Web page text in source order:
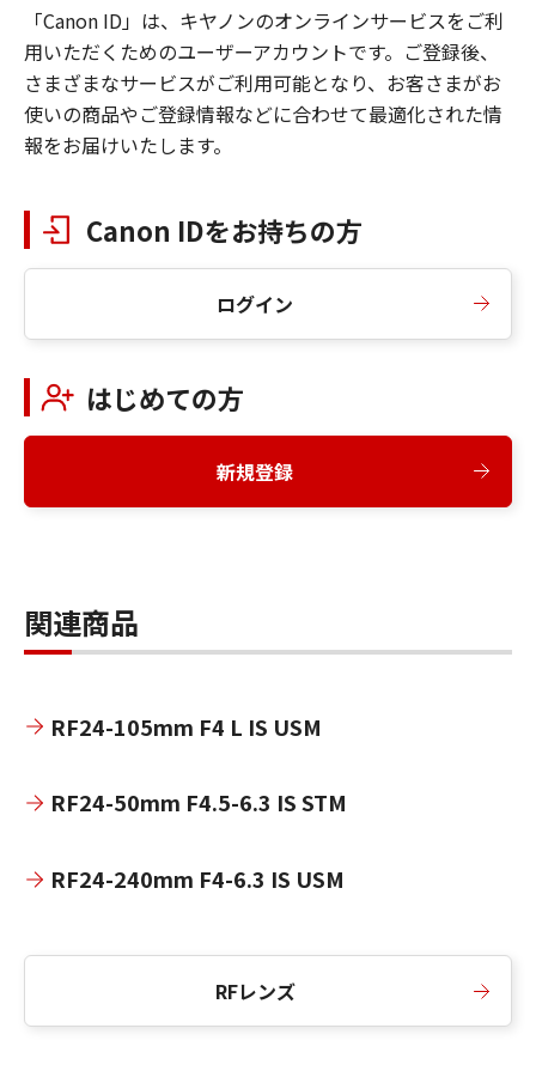
「Canon ID」は、キヤノンのオンラインサービスをご利
用いただくためのユーザーアカウントです。ご登録後、
さまざまなサービスがご利用可能となり、お客さまがお
使いの商品やご登録情報などに合わせて最適化された情
報をお届けいたします。
Canon IDをお持ちの方
ログイン
はじめての方
新規登録
関連商品
RF24-105mm F4 L IS USM
RF24-50mm F4.5-6.3 IS STM
RF24-240mm F4-6.3 IS USM
RFレンズ